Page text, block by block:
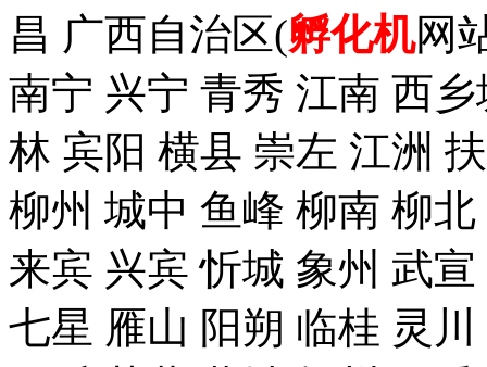
昌 广西自治区(孵化机网
南宁 兴宁 青秀 江南 西
林 宾阳 横县 崇左 江洲
柳州 城中 鱼峰 柳南 柳
来宾 兴宾 忻城 象州 武
七星 雁山 阳朔 临桂 灵